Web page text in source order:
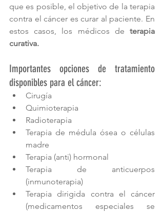
que es posible, el objetivo de la terapia
contra el cáncer es curar al paciente. En
estos casos, los médicos de terapia
curativa.
Importantes opciones de tratamiento
disponibles para el cáncer:
Cirugía
Quimioterapia
Radioterapia
Terapia de médula ósea o células
madre
Terapia (anti) hormonal
Terapia de anticuerpos
(inmunoterapia)
Terapia dirigida contra el cáncer
(medicamentos especiales se